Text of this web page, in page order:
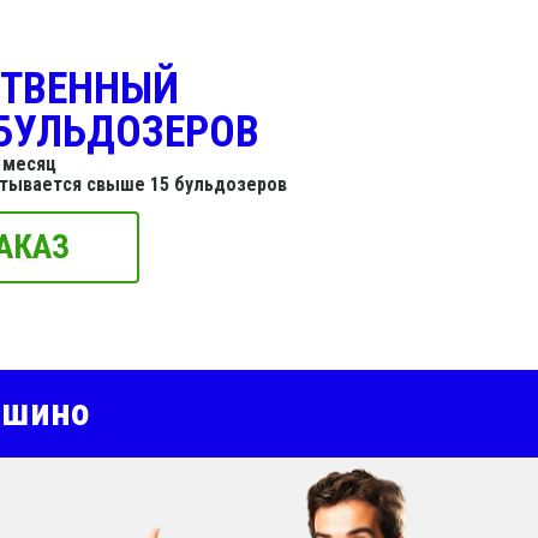
месяц
свыше 15 бульдозеров